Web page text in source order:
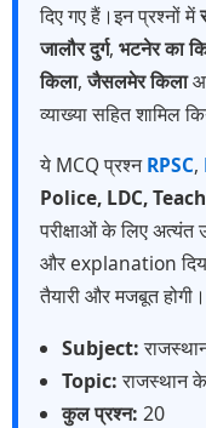
दिए गए हैं।इन प्रश्नों में
जालौर दुर्ग, भटनेर का
किला,जैसलमेर किला
व्याख्या सहित शामिल
ये MCQ प्रश्नRPSC,
Police, LDC,
परीक्षाओं के लिए अत्यंत
और explanation
तैयारी और मजबूत होगी।
Subject:
Topic:राजस्थान के
कुल प्रश्न: 20